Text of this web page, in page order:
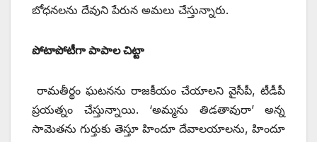
‌బోధనలను దేవుని పేరున అమలు చేస్తున్నారు.
పోటాపోటీగా పాపాల చిట్టా
రామతీర్థం ఘటనను రాజకీయం చేయాలని వైసీపీ, టీడీపీ
ప్రయత్నం చేస్తున్నాయి. ‘అమ్మను తిడతావురా’ అన్న
సామెతను గుర్తుకు తెస్తూ హిందూ దేవాలయాలను, హిందూ